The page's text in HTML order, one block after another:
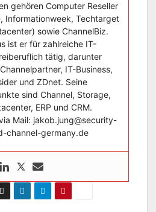
gehören Computer Reseller
Informationweek, Techtarget
sowie ChannelBiz.
ist er für zahlreiche IT-
tätig, darunter
IT-Business,
und ZDnet. Seine
sind Channel, Storage,
ERP und CRM.
Mail: jakob.jung@security-
channel-germany.de